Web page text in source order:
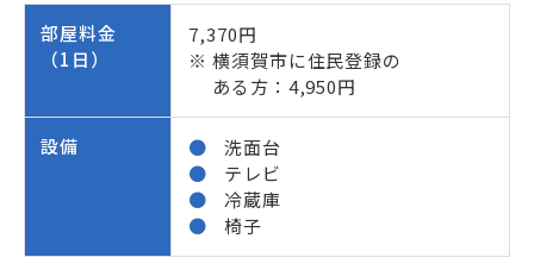
部屋料金
（1日）
7,370円
横須賀市に住民登録の
ある方：4,950円
設備
洗面台
テレビ
冷蔵庫
椅子